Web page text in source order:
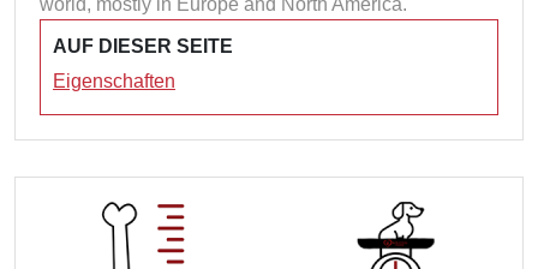
world, mostly in Europe and North America.
AUF DIESER SEITE
Eigenschaften